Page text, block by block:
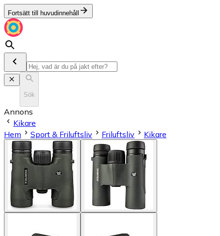
Fortsätt till huvudinnehåll
Sök
Annons
Kikare
Hem
Sport & Friluftsliv Friluftsliv Kikare